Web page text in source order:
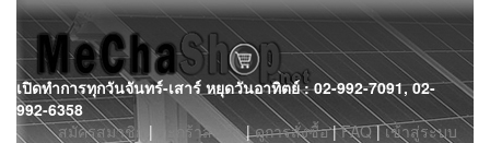
Skip
to
content
เปิดทำการทุกวันจันทร์-เสาร์ หยุดวันอาทิตย์ : 02-992-7091, 02-
992-6358
สมัครสมาชิก | ตะกร้าสินค้า|ดูการสั่งซื้อ|FAQ|เข้าสู่ระบบ